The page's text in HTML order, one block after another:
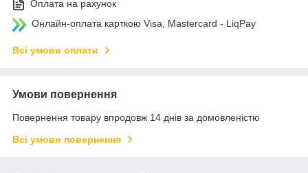
Оплата на рахунок
Онлайн-оплата карткою Visa, Mastercard - LiqPay
Всі умови оплати
Умови повернення
Повернення товару впродовж 14 днів за домовленістю
Всі умови повернення